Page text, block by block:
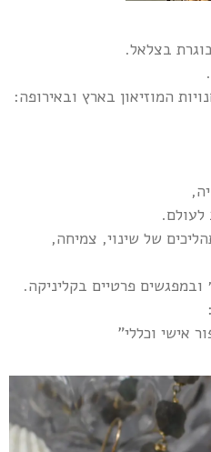
בצלאל.
המוזיאון בארץ ובאירופה:
לעולם.
של שינוי, צמיחה,
פרטיים בקליניקה.
אישי וכללי"